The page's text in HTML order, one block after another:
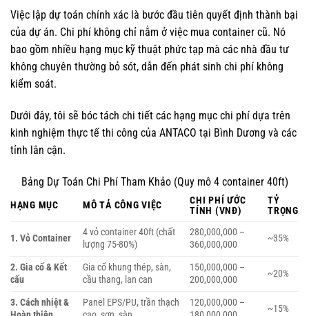
Việc lập dự toán chính xác là bước đầu tiên quyết định thành bại
của dự án. Chi phí không chỉ nằm ở việc mua container cũ. Nó
bao gồm nhiều hạng mục kỹ thuật phức tạp mà các nhà đầu tư
không chuyên thường bỏ sót, dẫn đến phát sinh chi phí không
kiểm soát.
Dưới đây, tôi sẽ bóc tách chi tiết các hạng mục chi phí dựa trên
kinh nghiệm thực tế thi công của ANTACO tại Bình Dương và các
tỉnh lân cận.
Bảng Dự Toán Chi Phí Tham Khảo (Quy mô 4 container 40ft)
HẠNG MỤC MÔ TẢ CÔNG VIỆC
CHI PHÍ ƯỚC
TÍNH (VNĐ)
TỶ
TRỌNG
1. Vỏ Container
4 vỏ container 40ft (chất
lượng 75-80%)
280,000,000 –
360,000,000
~35%
2. Gia cố & Kết
cấu
Gia cố khung thép, sàn,
cầu thang, lan can
150,000,000 –
200,000,000
~20%
3. Cách nhiệt &
Panel EPS/PU, trần thạch
120,000,000 –
~15%